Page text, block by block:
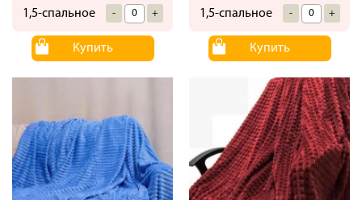
1,5-спальное - +
Купить
1,5-спальное - +
Купить